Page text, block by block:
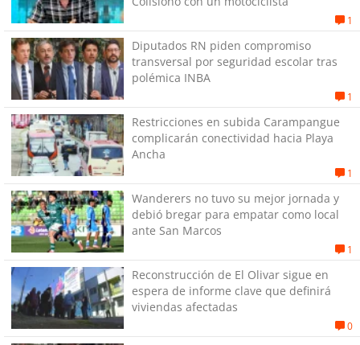
1
Diputados RN piden compromiso
transversal por seguridad escolar tras
polémica INBA
1
Restricciones en subida Carampangue
complicarán conectividad hacia Playa
Ancha
1
Wanderers no tuvo su mejor jornada y
debió bregar para empatar como local
ante San Marcos
1
Reconstrucción de El Olivar sigue en
espera de informe clave que definirá
viviendas afectadas
0